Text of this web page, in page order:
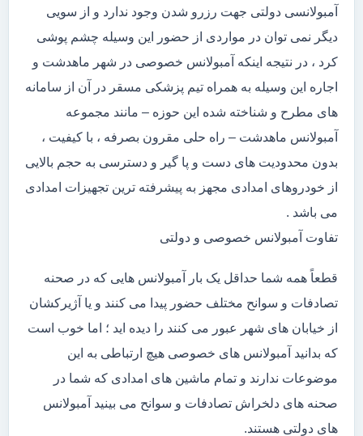
آمبولانسی دولتی جهت رزرو شدن وجود ندارد و از سویی
دیگر نمی توان در مواردی از حضور این وسیله چشم پوشی
کرد ، در نتیجه اینکه آمبولانس خصوصی در شهر ماهدشت و
اجاره این وسیله به همراه تیم پزشکی مسقر در آن از سامانه
های مطرح و شناخته شده این حوزه – مانند مجموعه
آمبولانس ماهدشت – راه حلی مقرون بصرفه ، با کیفیت ،
بدون محدودیت های دست و پا گیر و دسترسی به حجم بالایی
از خودروهای امدادی مجهز به پیشرفته ترین تجهیزات امدادی
می باشد .
تفاوت آمبولانس خصوصی و دولتی
قطعاً همه شما حداقل یک بار آمبولانس هایی که در صحنه
تصادفات و سوانح مختلف حضور پیدا می کنند و یا آژیرکشان
از خیابان های شهر عبور می کنند را دیده اید ؛ اما خوب است
که بدانید آمبولانس های خصوصی هیچ ارتباطی به این
موضوعات ندارند و تمام ماشین های امدادی که شما در
صحنه های دلخراش تصادفات و سوانح می بینید آمبولانس
های دولتی هستند.